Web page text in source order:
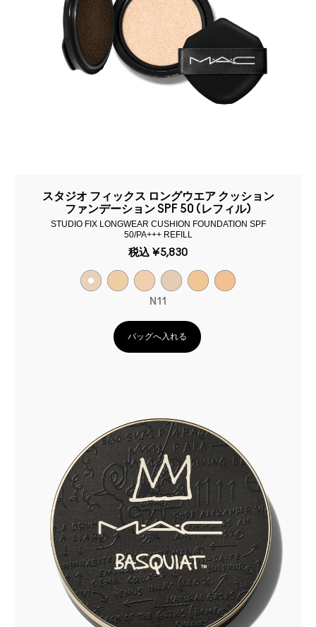
スタジオ フィックス ロングウエア クッション
ファンデーション SPF 50 (レフィル)
STUDIO FIX LONGWEAR CUSHION FOUNDATION SPF
50/PA+++ REFILL
税込 ¥5,830
N11
バッグへ入れる